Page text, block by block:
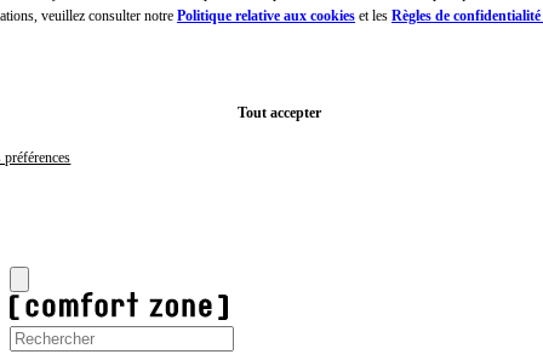
veuillez consulter notre Politique relative aux cookieset les Règles de confidentialité
Tout accepter
préférences
Passer
de